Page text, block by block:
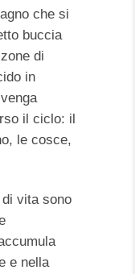
che si
buccia
di
in
il ciclo: il
le cosce,
di vita sono
e nella